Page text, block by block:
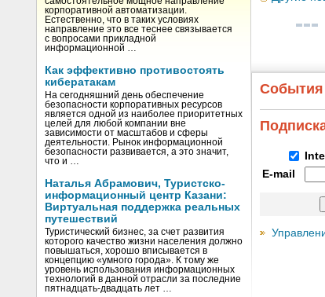
корпоративной автоматизации.
Естественно, что в таких условиях
направление это все теснее связывается
с вопросами прикладной
информационной …
Как эффективно противостоять
кибератакам
На сегодняшний день обеспечение
безопасности корпоративных ресурсов
является одной из наиболее приоритетных
целей для любой компании вне
зависимости от масштабов и сферы
деятельности. Рынок информационной
безопасности развивается, а это значит,
что и …
Наталья Абрамович, Туристско-
информационный центр Казани:
Виртуальная поддержка реальных
путешествий
Туристический бизнес, за счет развития
которого качество жизни населения должно
повышаться, хорошо вписывается в
концепцию «умного города». К тому же
уровень использования информационных
технологий в данной отрасли за последние
пятнадцать-двадцать лет …
События
E-mail